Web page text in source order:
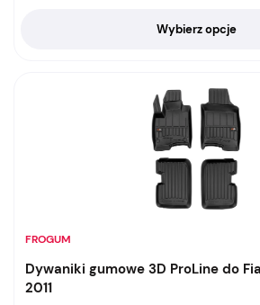
Wybierz opcje
FROGUM
Dywaniki gumowe 3D ProLine do
2011